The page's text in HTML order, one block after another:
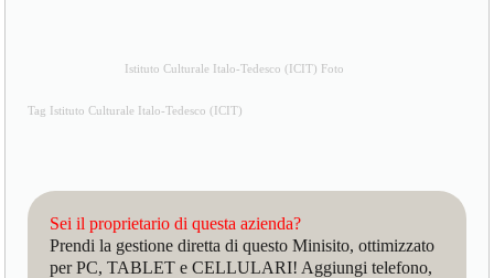
Istituto Culturale Italo-Tedesco (ICIT) Foto
Tag Istituto Culturale Italo-Tedesco (ICIT)
Sei il proprietario di questa azienda?
Prendi la gestione diretta di questo Minisito, ottimizzato
per PC, TABLET e CELLULARI! Aggiungi telefono,